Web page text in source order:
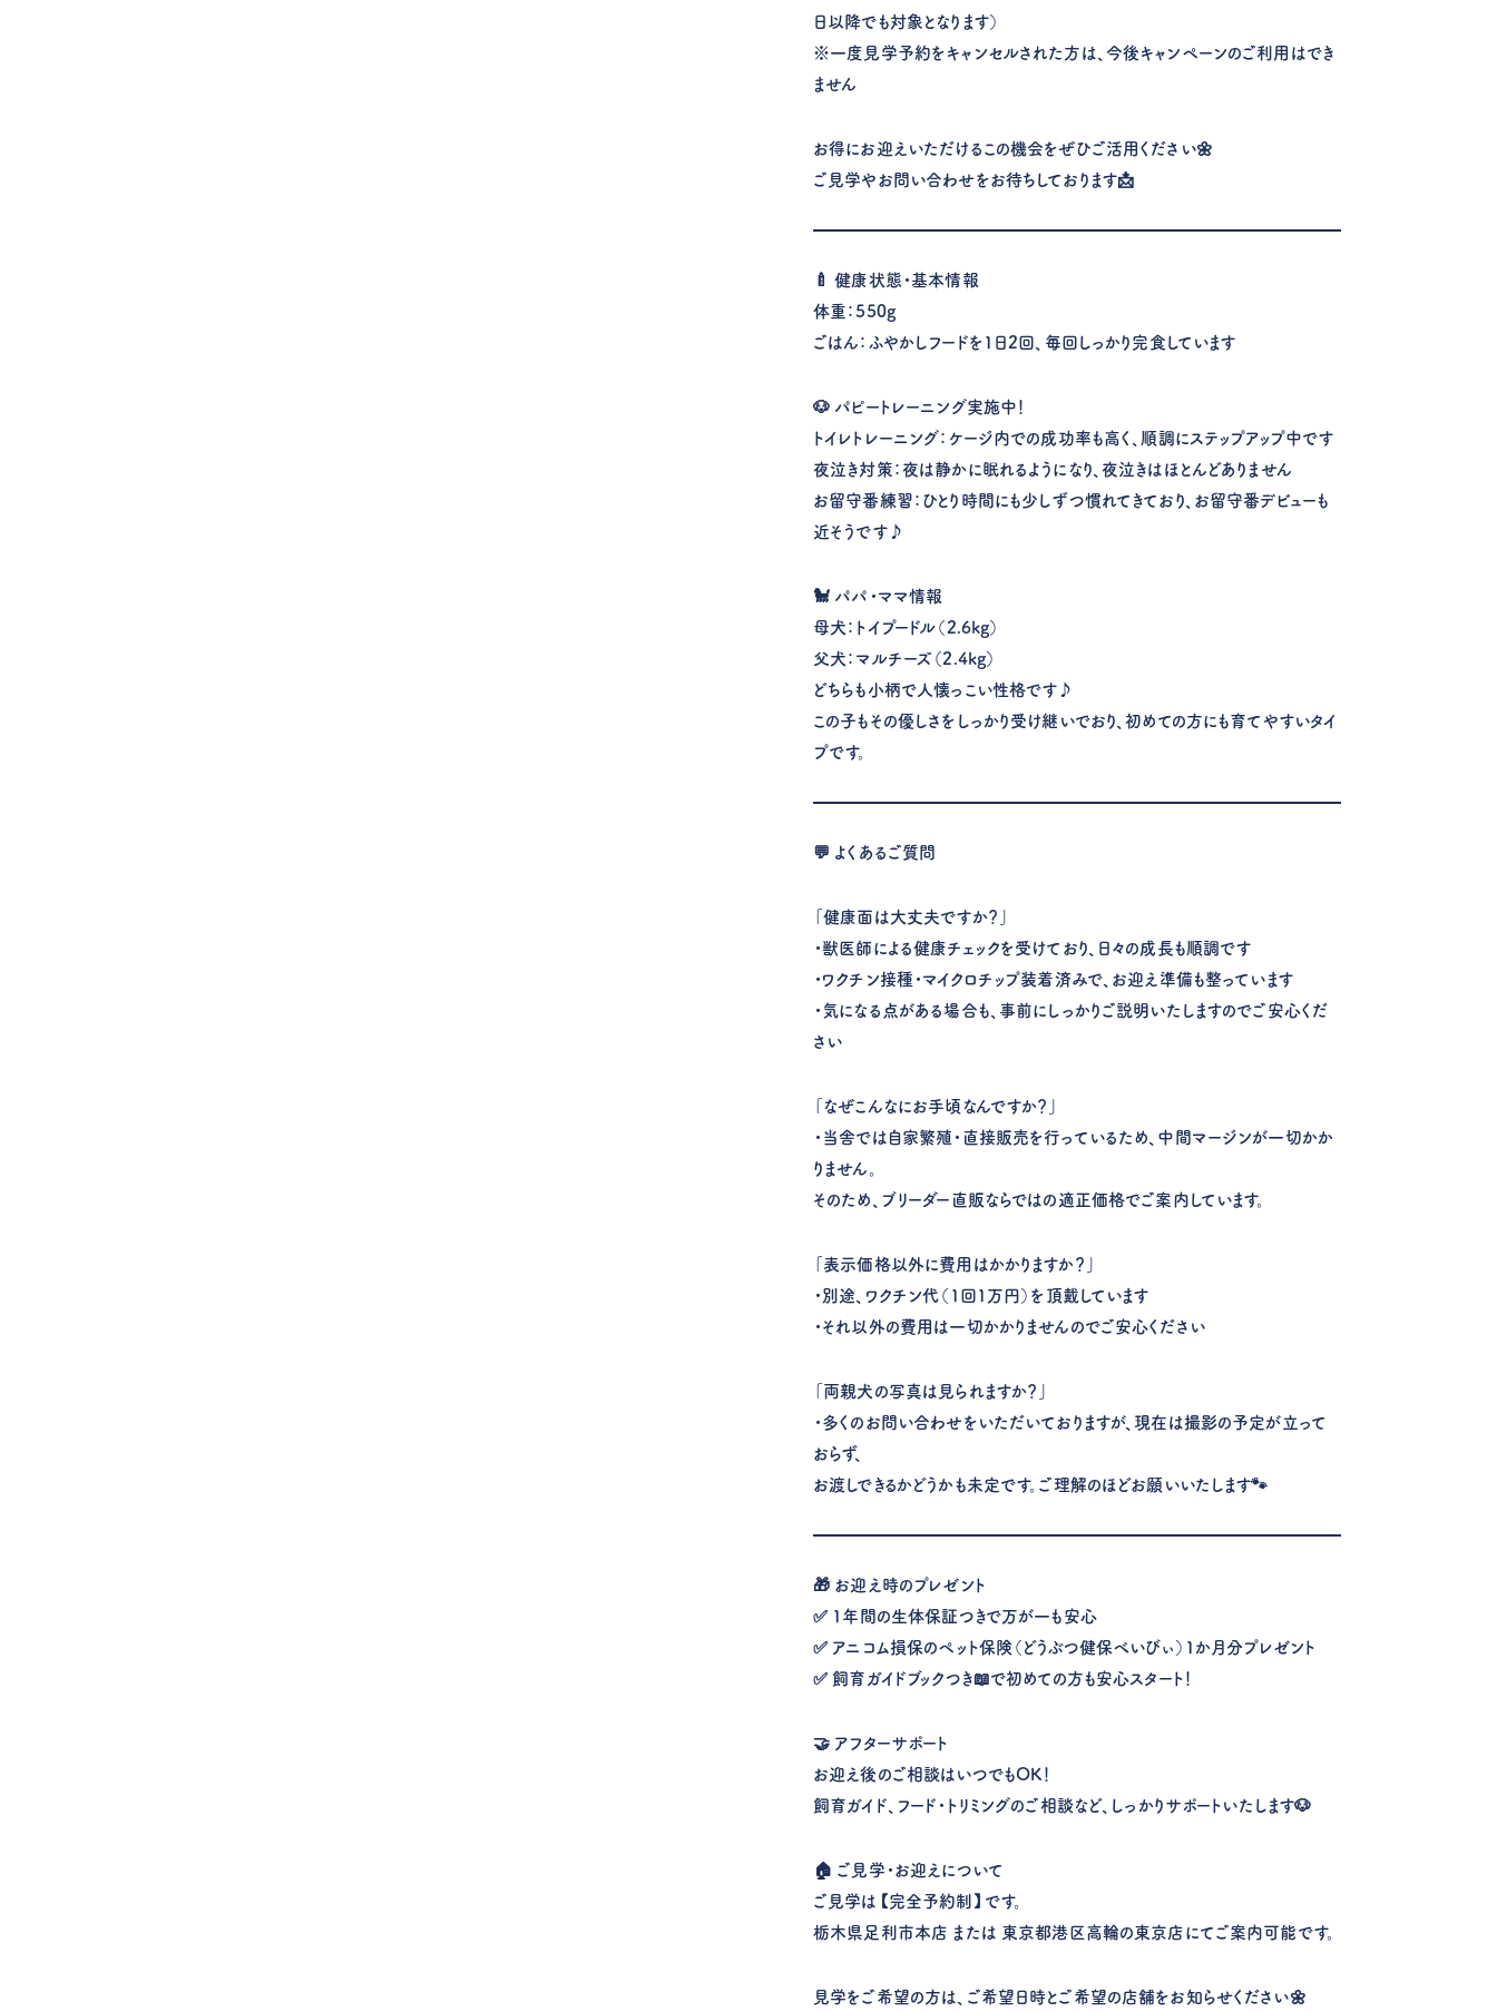
日以降でも対象となります）
※一度見学予約をキャンセルされた方は、今後キャンペーンのご利用はでき
ません
お得にお迎えいただけるこの機会をぜひご活用ください🌼
ご見学やお問い合わせをお待ちしております📩
🍼 健康状態・基本情報
体重：550g
ごはん：ふやかしフードを1日2回、毎回しっかり完食しています
🐶 パピートレーニング実施中！
トイレトレーニング：ケージ内での成功率も高く、順調にステップアップ中です
夜泣き対策：夜は静かに眠れるようになり、夜泣きはほとんどありません
お留守番練習：ひとり時間にも少しずつ慣れてきており、お留守番デビューも
近そうです♪
🐩 パパ・ママ情報
母犬：トイプードル（2.6kg）
父犬：マルチーズ（2.4kg）
どちらも小柄で人懐っこい性格です♪
この子もその優しさをしっかり受け継いでおり、初めての方にも育てやすいタイ
プです。
💬 よくあるご質問
「健康面は大丈夫ですか？」
・獣医師による健康チェックを受けており、日々の成長も順調です
・ワクチン接種・マイクロチップ装着済みで、お迎え準備も整っています
・気になる点がある場合も、事前にしっかりご説明いたしますのでご安心くだ
さい
「なぜこんなにお手頃なんですか？」
・当舎では自家繁殖・直接販売を行っているため、中間マージンが一切かか
りません。
そのため、ブリーダー直販ならではの適正価格でご案内しています。
「表示価格以外に費用はかかりますか？」
・別途、ワクチン代（1回1万円）を頂戴しています
・それ以外の費用は一切かかりませんのでご安心ください
「両親犬の写真は見られますか？」
・多くのお問い合わせをいただいておりますが、現在は撮影の予定が立って
おらず、
お渡しできるかどうかも未定です。ご理解のほどお願いいたします🐾
🎁 お迎え時のプレゼント
✅ 1年間の生体保証つきで万が一も安心
✅ アニコム損保のペット保険（どうぶつ健保べいびぃ）1か月分プレゼント
✅ 飼育ガイドブックつき📖で初めての方も安心スタート！
🤝 アフターサポート
お迎え後のご相談はいつでもOK！
飼育ガイド、フード・トリミングのご相談など、しっかりサポートいたします🐶
🏠 ご見学・お迎えについて
ご見学は【完全予約制】です。
栃木県足利市本店 または 東京都港区高輪の東京店にてご案内可能です。
見学をご希望の方は、ご希望日時とご希望の店舗をお知らせください🌼